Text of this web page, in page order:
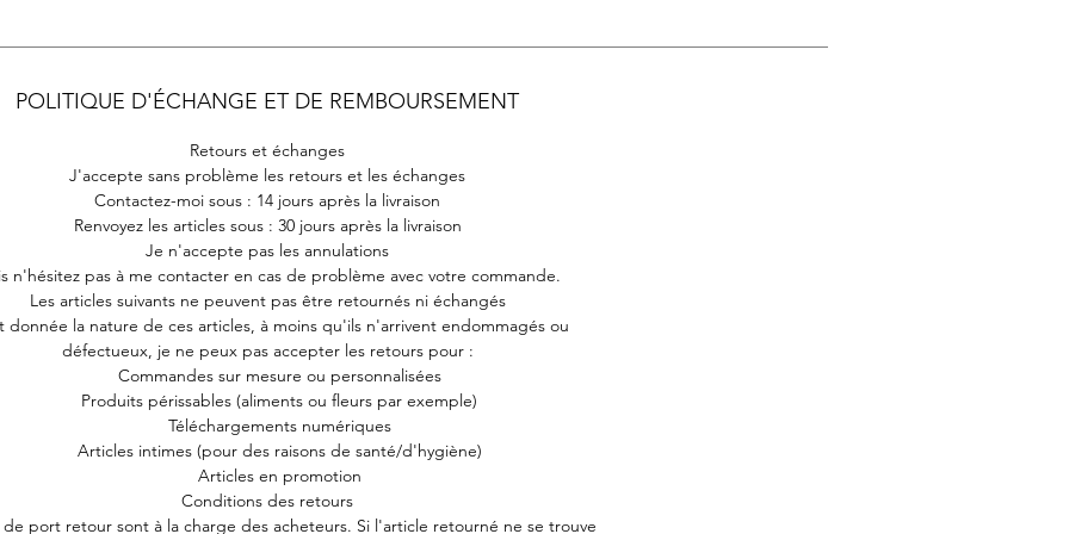
POLITIQUE D'ÉCHANGE ET DE REMBOURSEMENT
Retours et échanges
J'accepte sans problème les retours et les échanges
Contactez-moi sous : 14 jours après la livraison
Renvoyez les articles sous : 30 jours après la livraison
Je n'accepte pas les annulations
n'hésitez pas à me contacter en cas de problème avec votre commande.
Les articles suivants ne peuvent pas être retournés ni échangés
donnée la nature de ces articles, à moins qu'ils n'arrivent endommagés ou
défectueux, je ne peux pas accepter les retours pour :
Commandes sur mesure ou personnalisées
Produits périssables (aliments ou fleurs par exemple)
Téléchargements numériques
Articles intimes (pour des raisons de santé/d'hygiène)
Articles en promotion
Conditions des retours
de port retour sont à la charge des acheteurs. Si l'article retourné ne se trouve